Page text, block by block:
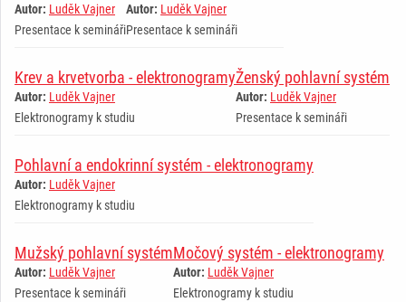
Autor: Luděk Vajner
Presentace k semináři
Autor: Luděk Vajner
Presentace k semináři
Krev a krvetvorba - elektronogramy
Autor: Luděk Vajner
Elektronogramy k studiu
Ženský pohlavní systém
Autor: Luděk Vajner
Presentace k semináři
Pohlavní a endokrinní systém - elektronogramy
Autor: Luděk Vajner
Elektronogramy k studiu
Mužský pohlavní systém
Autor: Luděk Vajner
Presentace k semináři
Močový systém - elektronogramy
Autor: Luděk Vajner
Elektronogramy k studiu